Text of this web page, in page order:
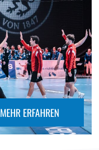
MEHR ERFAHREN